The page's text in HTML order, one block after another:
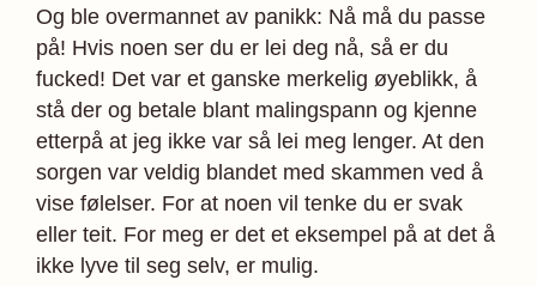
Og ble overmannet av panikk: Nå må du passe
på! Hvis noen ser du er lei deg nå, så er du
fucked! Det var et ganske merkelig øyeblikk, å
stå der og betale blant malingspann og kjenne
etterpå at jeg ikke var så lei meg lenger. At den
sorgen var veldig blandet med skammen ved å
vise følelser. For at noen vil tenke du er svak
eller teit. For meg er det et eksempel på at det å
ikke lyve til seg selv, er mulig.